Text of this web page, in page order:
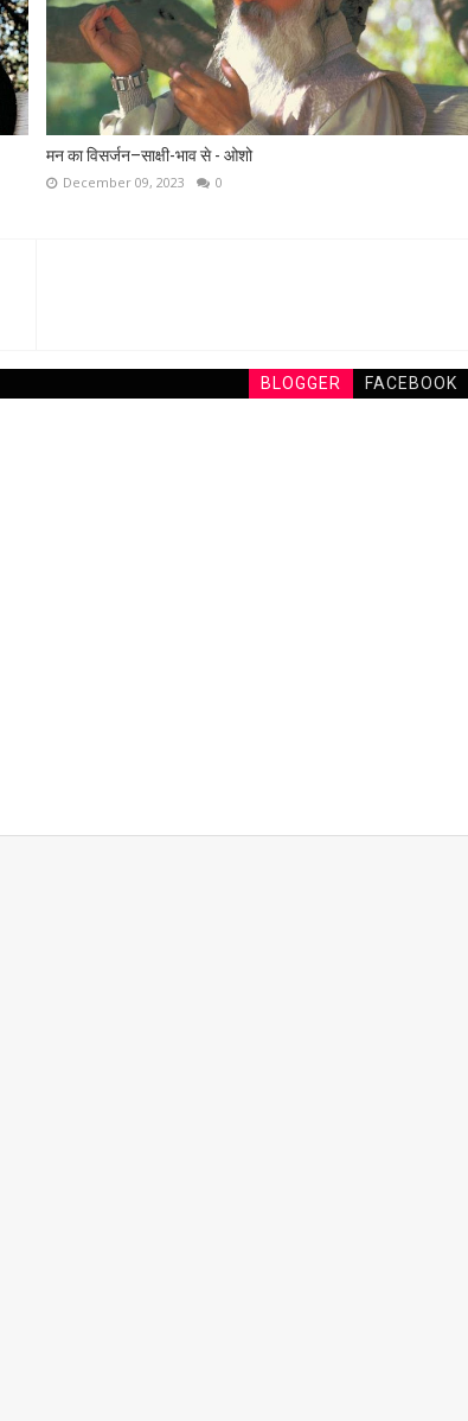
मन का विसर्जन–साक्षी-भाव से - ओशो
December 09, 2023 0
BLOGGER FACEBOOK